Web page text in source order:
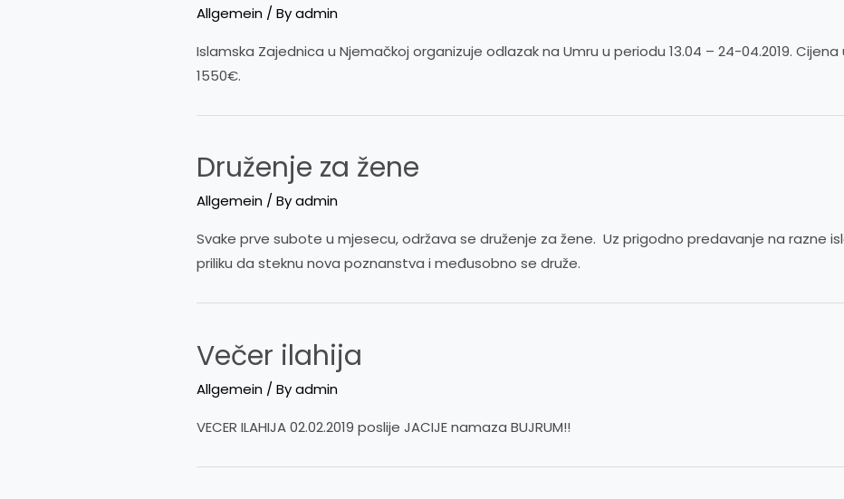
Allgemein / Byadmin
Islamska Zajednica u Njemačkoj organizuje odlazak na Umru u periodu 13.04 – 24-04.2019.
1550€.
Druženje za žene
Allgemein / Byadmin
Svake prve subote u mjesecu, održava se druženje za žene. Uz prigodno predavanje na razne
priliku da steknu nova poznanstva i međusobno se druže.
Večer ilahija
Allgemein / Byadmin
VECER ILAHIJA 02.02.2019 poslije JACIJE namaza BUJRUM!!